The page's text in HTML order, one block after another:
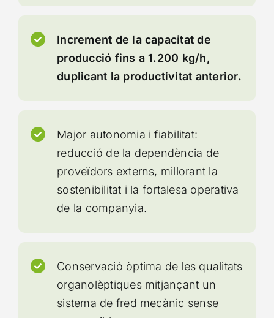
Increment de la capacitat de
producció fins a 1.200 kg/h,
duplicant la productivitat anterior.
Major autonomia i fiabilitat:
reducció de la dependència de
proveïdors externs, millorant la
sostenibilitat i la fortalesa operativa
de la companyia.
Conservació òptima de les qualitats
organolèptiques mitjançant un
sistema de fred mecànic sense